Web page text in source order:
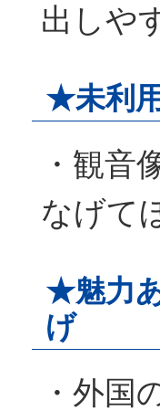
出しや
★未利
・観音
なげて
★魅力
げ
・外国